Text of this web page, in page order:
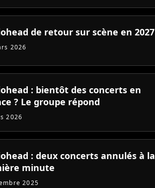
de retour sur scène en 2027
2026
: bientôt des concerts en
? Le groupe répond
2026
: deux concerts annulés à la
minute
2025